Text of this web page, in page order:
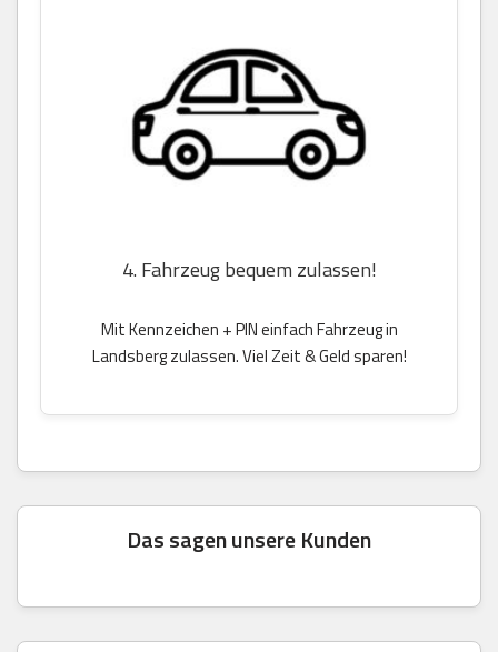
4. Fahrzeug bequem zulassen!
Mit Kennzeichen + PIN einfach Fahrzeug in
Landsberg zulassen. Viel Zeit & Geld sparen!
Das sagen unsere Kunden